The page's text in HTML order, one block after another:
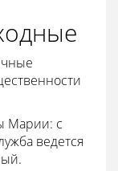
Марии: с
ведется